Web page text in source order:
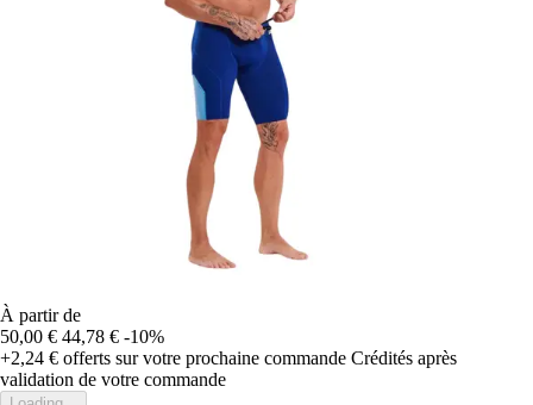
À partir de
50,00 € 44,78 € -10%
+2,24 € offerts sur votre prochaine commande Crédités après
validation de votre commande